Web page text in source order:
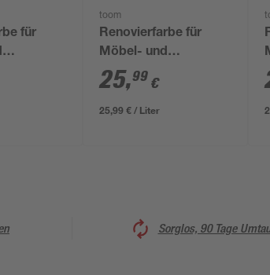
für
weiß
l
toom
Renovierfarbe für
Möbel- und
Küchenfronten
antikrot seidenmatt 1
l
25,99 €
25,99 € / Liter
Sorglos, 90 Tage